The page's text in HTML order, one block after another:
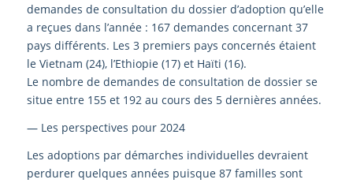
demandes de consultation du dossier d’adoption qu’elle
a reçues dans l’année : 167 demandes concernant 37
pays différents. Les 3 premiers pays concernés étaient
le Vietnam (24), l’Ethiopie (17) et Haïti (16).
Le nombre de demandes de consultation de dossier se
situe entre 155 et 192 au cours des 5 dernières années.
— Les perspectives pour 2024
Les adoptions par démarches individuelles devraient
perdurer quelques années puisque 87 familles sont